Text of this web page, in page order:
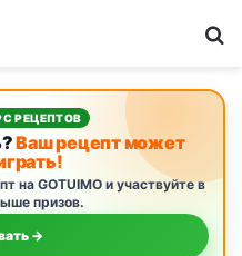
РЕЦЕПТОВ
Ваш рецепт может
на GOTUIMO и участвуйте в
призов.
→